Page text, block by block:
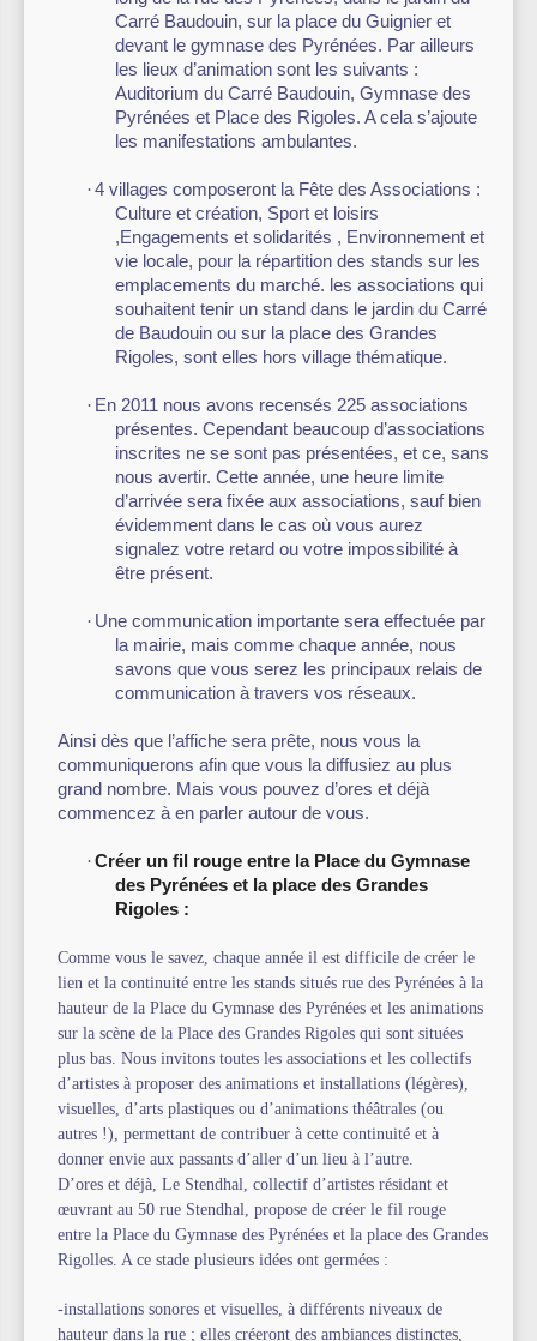
Carré Baudouin, sur la place du Guignier et
devant le gymnase des Pyrénées. Par ailleurs
les lieux d’animation sont les suivants :
Auditorium du Carré Baudouin, Gymnase des
Pyrénées et Place des Rigoles. A cela s’ajoute
les manifestations ambulantes.
·4 villages composeront la Fête des Associations :
Culture et création, Sport et loisirs
,Engagements et solidarités , Environnement et
vie locale, pour la répartition des stands sur les
emplacements du marché. les associations qui
souhaitent tenir un stand dans le jardin du Carré
de Baudouin ou sur la place des Grandes
Rigoles, sont elles hors village thématique.
· En 2011 nous avons recensés 225 associations
présentes. Cependant beaucoup d’associations
inscrites ne se sont pas présentées, et ce, sans
nous avertir. Cette année, une heure limite
d’arrivée sera fixée aux associations, sauf bien
évidemment dans le cas où vous aurez
signalez votre retard ou votre impossibilité à
être présent.
· Une communication importante sera effectuée par
la mairie, mais comme chaque année, nous
savons que vous serez les principaux relais de
communication à travers vos réseaux.
Ainsi dès que l’affiche sera prête, nous vous la
communiquerons afin que vous la diffusiez au plus
grand nombre. Mais vous pouvez d’ores et déjà
commencez à en parler autour de vous.
·Créer un fil rouge entre la Place du Gymnase
des Pyrénées et la place des Grandes
Rigoles :
Comme vous le savez, chaque année il est difficile de créer le
lien et la continuité entre les stands situés rue des Pyrénées à la
hauteur de la Place du Gymnase des Pyrénées et les animations
sur la scène de la Place des Grandes Rigoles qui sont situées
plus bas. Nous invitons toutes les associations et les collectifs
d’artistes à proposer des animations et installations (légères),
visuelles, d’arts plastiques ou d’animations théâtrales (ou
autres !), permettant de contribuer à cette continuité et à
donner envie aux passants d’aller d’un lieu à l’autre.
D’ores et déjà, Le Stendhal, collectif d’artistes résidant et
œuvrant au 50 rue Stendhal, propose de créer le fil rouge
entre la Place du Gymnase des Pyrénées et la place des Grandes
Rigolles. A ce stade plusieurs idées ont germées :
-installations sonores et visuelles, à différents niveaux de
hauteur dans la rue ; elles créeront des ambiances distinctes,